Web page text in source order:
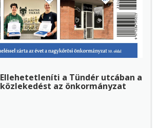
Ellehetetleníti a Tündér utcában a
közlekedést az önkormányzat